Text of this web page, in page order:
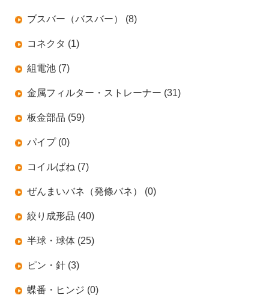
ブスバー（バスバー） (8)
コネクタ (1)
組電池 (7)
金属フィルター・ストレーナー (31)
板金部品 (59)
パイプ (0)
コイルばね (7)
ぜんまいバネ（発條バネ） (0)
絞り成形品 (40)
半球・球体 (25)
ピン・針 (3)
蝶番・ヒンジ (0)